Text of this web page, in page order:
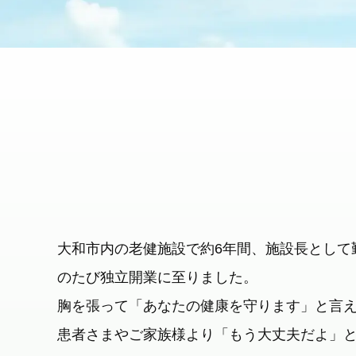
大和市内の老健施設で約6年間、施設長とし
のたび独立開業に至りました。
胸を張って「あなたの健康を守ります」と言
患者さまやご家族様より「もう大丈夫だよ」